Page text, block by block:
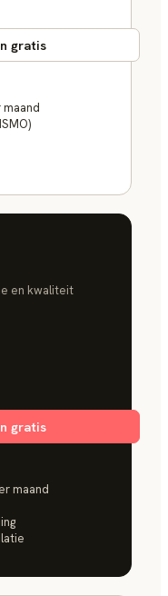
gratis
en kwaliteit
gratis
maand